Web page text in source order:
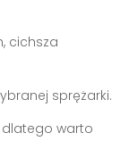
cichsza
sprężarki.
dlatego warto